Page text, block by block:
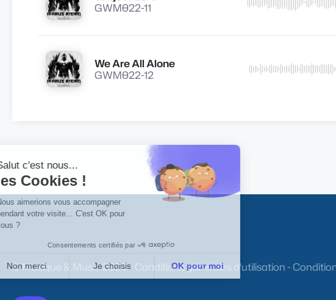
GWM022-11
Lire
We Are All Alone
GWM022-12
© Musique & Music2026- Conditions générales d'utilisation-